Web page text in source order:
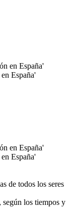
España'
España'
de todos los seres
los tiempos y